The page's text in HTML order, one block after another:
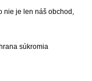
nie je len náš obchod,
súkromia